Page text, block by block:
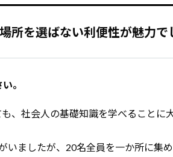
所を選ばない利便性が魅力で
。
、社会人の基礎知識を学べること
いましたが、20名全員を一か所に集